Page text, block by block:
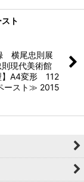
ト
横尾忠則展
現代美術館
】A4変形 112
ースト≫ 2015